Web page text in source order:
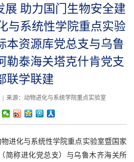
展 助力国门生物安全建
系统性学院重点实验
本资源库党总支与乌鲁
勒泰海关塔克什肯党支
联学联建
| 来源：动物进化与系统学院重点实验室
进化与系统性学院重点实验室暨国家
简称进化党总支）与乌鲁木齐海关所